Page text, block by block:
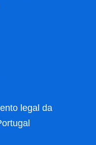
legal da